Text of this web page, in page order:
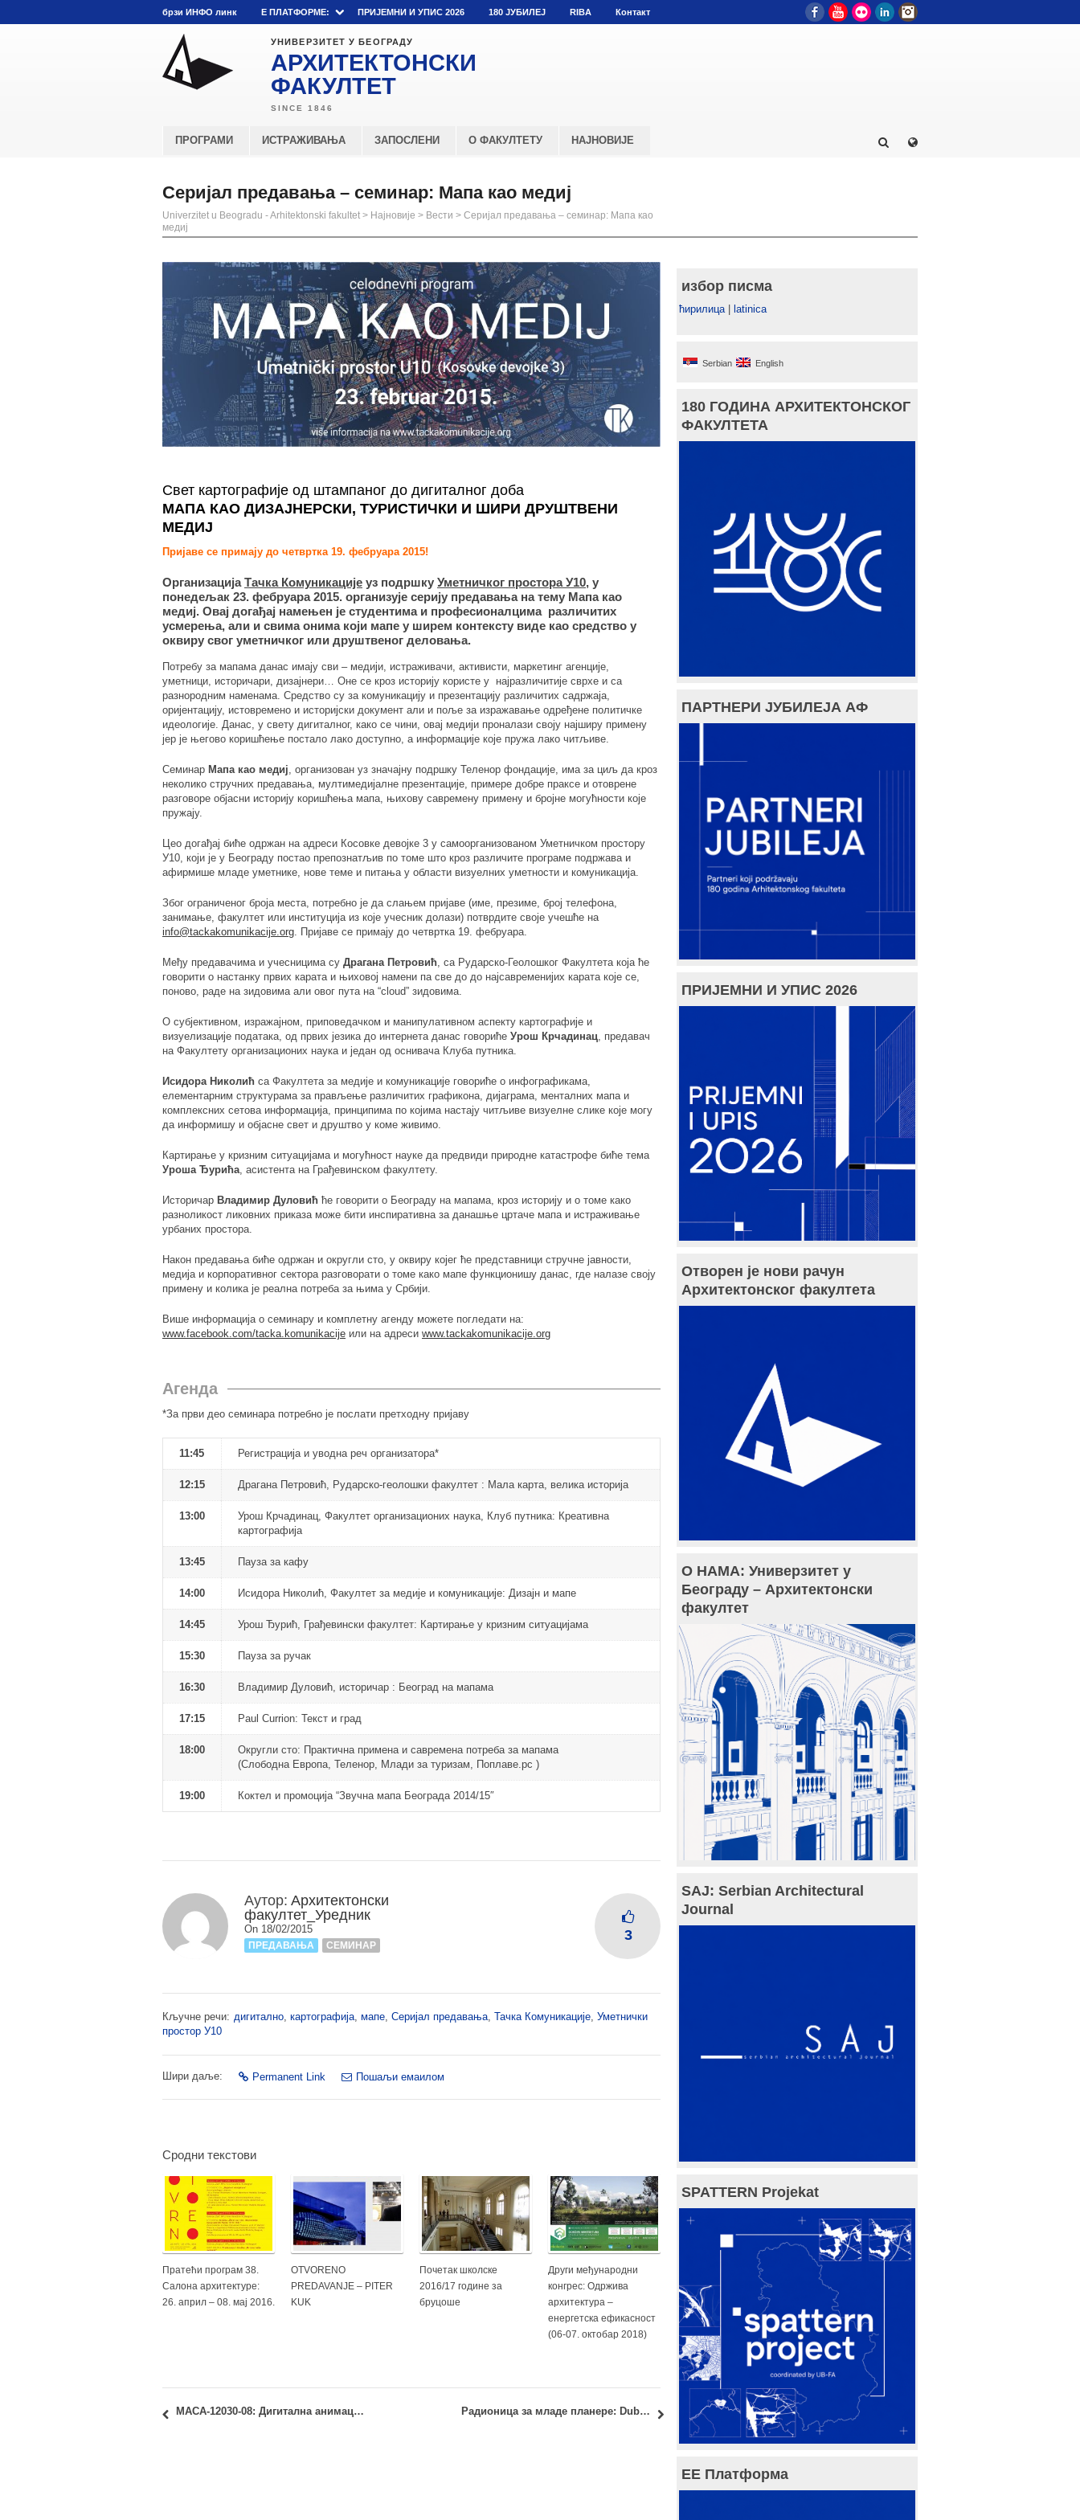
брзи ИНФО линк E ПЛАТФОРМЕ: ПРИЈЕМНИ И УПИС 2026 180 ЈУБИЛЕЈ RIBA Контакт FacebookYouTube
Flickr LinkedIn
УНИВЕРЗИТЕТ У БЕОГРАДУ
АРХИТЕКТОНСКИ
ФАКУЛТЕТ
ПРОГРАМИ ИСТРАЖИВАЊА ЗАПОСЛЕНИ О ФАКУЛТЕТУ НАЈНОВИЈЕ
Серијал предавања – семинар: Мапа као медиј
Univerzitet u Beogradu - Arhitektonski fakultet > Најновије > Вести > Серијал предавања – семинар: Мапа као
медиј
Свет картографије од штампаног до дигиталног доба
МАПА КАО ДИЗАЈНЕРСКИ, ТУРИСТИЧКИ И ШИРИ ДРУШТВЕНИ
МЕДИЈ
Пријаве се примају до четвртка 19. фебруара 2015!
ОрганизацијаТачка Комуникације уз подршку Уметничког простора У10, у
понедељак 23. фебруара 2015. организује серију предавања на тему Мапа као
медиј. Овај догађај намењен је студентима и професионалцима различитих
усмерења, али и свима онима који мапе у ширем контексту виде као средство у
оквиру свог уметничког или друштвеног деловања.
Потребу за мапама данас имају сви – медији, истраживачи, активисти, маркетинг агенције,
уметници, историчари, дизајнери… Оне се кроз историју користе у најразличитије сврхе и са
разнородним наменама. Средство су за комуникацију и презентацију различитих садржаја,
оријентацију, истовремено и историјски документ али и поље за изражавање одређене политичке
идеологије. Данас, у свету дигиталног, како се чини, овај медији проналази своју најширу примену
јер је његово коришћење постало лако доступно, а информације које пружа лако читљиве.
Семинар Мапа као медиј , организован уз значајну подршку Теленор фондације, има за циљ да кроз
неколико стручних предавања, мултимедијалне презентације, примере добре праксе и отоврене
разговоре објасни историју коришћења мапа, њихову савремену примену и бројне могућности које
пружају.
Цео догађај биће одржан на адреси Косовке девојке 3 у самоорганизованом Уметничком простору
У10, који је у Београду постао препознатљив по томе што кроз различите програме подржава и
афирмише младе уметнике, нове теме и питања у области визуелних уметности и комуникација.
Због ограниченог броја места, потребно је да слањем пријаве (име, презиме, број телефона,
занимање, факултет или институција из које учесник долази) потврдите своје учешће на
info@tackakomunikacije.org . Пријаве се примају до четвртка 19. фебруара.
Међу предавачима и учесницима су Драгана Петровић , са Рударско-Геолошког Факултета која ће
говорити о настанку првих карата и њиховој намени па све до до најсавременијих карата које се,
поново, раде на зидовима али овог пута на “cloud” зидовима.
О субјективном, изражајном, приповедачком и манипулативном аспекту картографије и
визуелизације података, од првих језика до интернета данас говориће Урош Крчадинац , предавач
на Факултету организационих наука и један од оснивача Клуба путника.
Исидора Николић са Факултета за медије и комуникације говориће о инфографикама,
елементарним структурама за прављење различитих графикона, дијаграма, менталних мапа и
комплексних сетова информација, принципима по којима настају читљиве визуелне слике које могу
да информишу и објасне свет и друштво у коме живимо.
Картирање у кризним ситуацијама и могућност науке да предвиди природне катастрофе биће тема
Уроша Ђурића , асистента на Грађевинском факултету.
Историчар Владимир Дуловић ће говорити о Београду на мапама, кроз историју и о томе како
разноликост ликовних приказа може бити инспиративна за данашње цртаче мапа и истраживање
урбаних простора.
Након предавања биће одржан и округли сто, у оквиру којег ће представници стручне јавности,
медија и корпоративног сектора разговорати о томе како мапе функционишу данас, где налазе своју
примену и колика је реална потреба за њима у Србији.
Више информација о семинару и комплетну агенду можете погледати на:
www.facebook.com/tacka.komunikacije или на адреси www.tackakomunikacije.org
Агенда
*За први део семинара потребно је послати претходну пријаву
11:45 Регистрација и уводна реч организатора*
12:15 Драгана Петровић, Рударско-геолошки факултет : Мала карта, велика историја
13:00
Урош Крчадинац, Факултет организационих наука, Клуб путника: Креативна
картографија
13:45 Пауза за кафу
14:00 Исидора Николић, Факултет за медије и комуникације: Дизајн и мапе
14:45 Урош Ђурић, Грађевински факултет: Картирање у кризним ситуацијама
15:30 Пауза за ручак
16:30 Владимир Дуловић, историчар : Београд на мапама
17:15 Paul Currion: Текст и град
18:00
Округли сто: Практична примена и савремена потреба за мапама
(Слободна Европа, Теленор, Млади за туризам, Поплаве.рс )
19:00 Коктел и промоција “Звучна мапа Београда 2014/15″
Аутор: Архитектонски
факултет_Уредник
On 18/02/2015
ПРЕДАВАЊА СЕМИНАР
3
Кључне речи: дигитално картографија мапе Серијал предавања Тачка Комуникације Уметнички
простор У10
Шири даље: Permanent Link Пошаљи емаилом
Сродни текстови
Пратећи програм 38.
Салона архитектуре:
26. април – 08. мај 2016.
OTVORENO
PREDAVANJE – PITER
KUK
Почетак школске
2016/17 године за
бруцоше
Други међународни
конгрес: Одржива
архитектура –
енергетска ефикасност
(06-07. октобар 2018)
МАСА-12030-08: Дигитална анимација – Курс 2: Термини предавања Радионица за младе планере: Dublin 2015
избор писма
ћирилица| latinica
Serbian English
180 ГОДИНА АРХИТЕКТОНСКОГ
ФАКУЛТЕТА
ПАРТНЕРИ ЈУБИЛЕЈА АФ
ПРИЈЕМНИ И УПИС 2026
Отворен је нови рачун
Архитектонског факултета
О НАМА: Универзитет у
Београду – Архитектонски
факултет
SAJ: Serbian Architectural
Journal
SPATTERN Projekat
ЕЕ Платформа